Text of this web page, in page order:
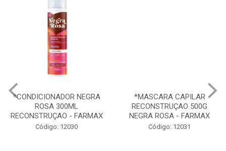
*CONDICIONADOR NEGRA
ROSA 300ML
RECONSTRUÇAO - FARMAX
*MASCARA CAPILAR
RECONSTRUÇAO 500G
NEGRA ROSA - FARMAX